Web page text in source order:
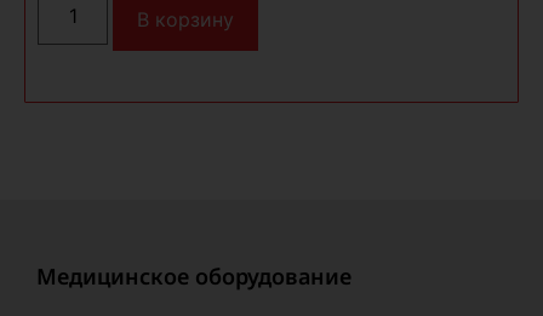
В корзину
Медицинское оборудование